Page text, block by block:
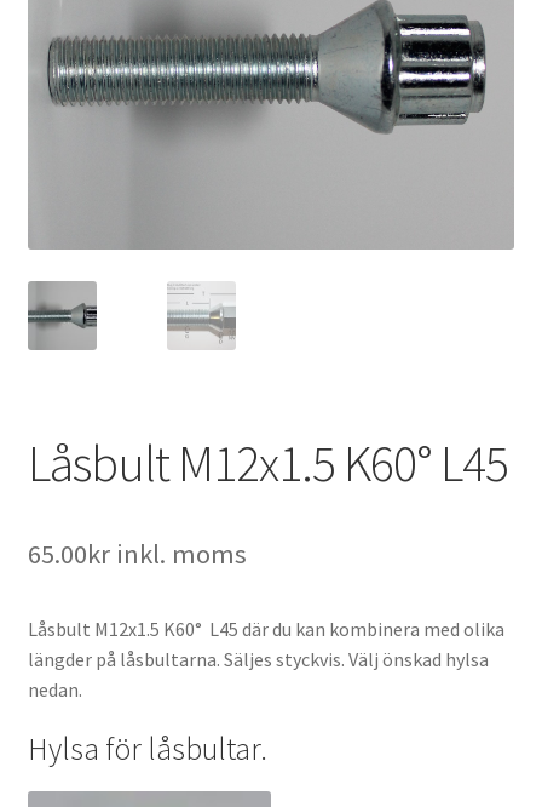
Kontakt / Info
Hjälp/FAQ
Låsbult M12x1.5 K60° L45
65.00krinkl. moms
Låsbult M12x1.5 K60° L45 där du kan kombinera med olika
längder på låsbultarna. Säljes styckvis. Välj önskad hylsa
nedan.
Hylsa för låsbultar.